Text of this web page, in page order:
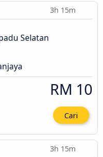
3h 15m
Selatan
RM 10
Cari
3h 15m